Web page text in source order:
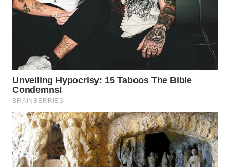
WAHANA
LAPAK
WAHANA
Wahana
Network
KONSUMEN
LISTRIK